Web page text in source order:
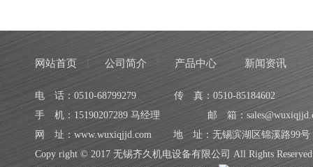
网站首页 公司简介 产品中心 新闻资讯
电 话：0510-68799279
传 真：0510-85184602
手 机：15190207289 马经理
邮 箱：
网 址：www.wuxiqjjd.com
地 址：无锡滨湖区锦溪路99号
Copy right © 2017 无锡齐久机电设备有限公司 All Rights Reserved